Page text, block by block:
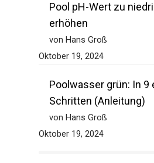
Pool pH-Wert zu
erhöhen
von Hans Groß
Oktober 19, 2024
Poolwasser grün: In 9
Schritten (Anleitung)
von Hans Groß
Oktober 19, 2024